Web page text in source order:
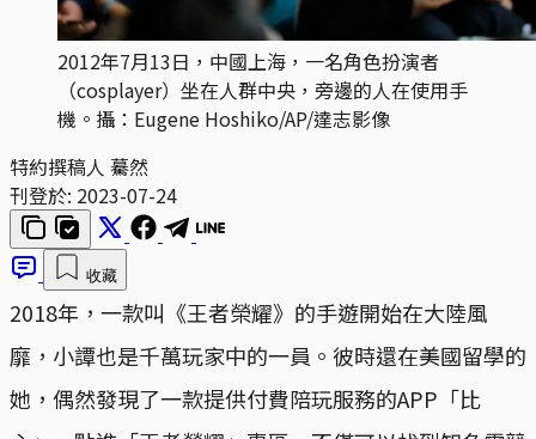
2012年7月13日，中國上海，一名角色扮演者
（cosplayer）坐在人群中央，旁邊的人在使用手
機。攝：Eugene Hoshiko/AP/達志影像
特約撰稿人 驀然
刊登於: 2023-07-24
收藏
2018年，一款叫《王者榮耀》的手遊開始在大陸風
靡，小譚也是千萬玩家中的一員。彼時還在美國留學的
她，偶然發現了一款提供付費陪玩服務的APP「比